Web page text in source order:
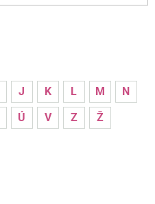
J K L M
N
Ú V Z
Ž